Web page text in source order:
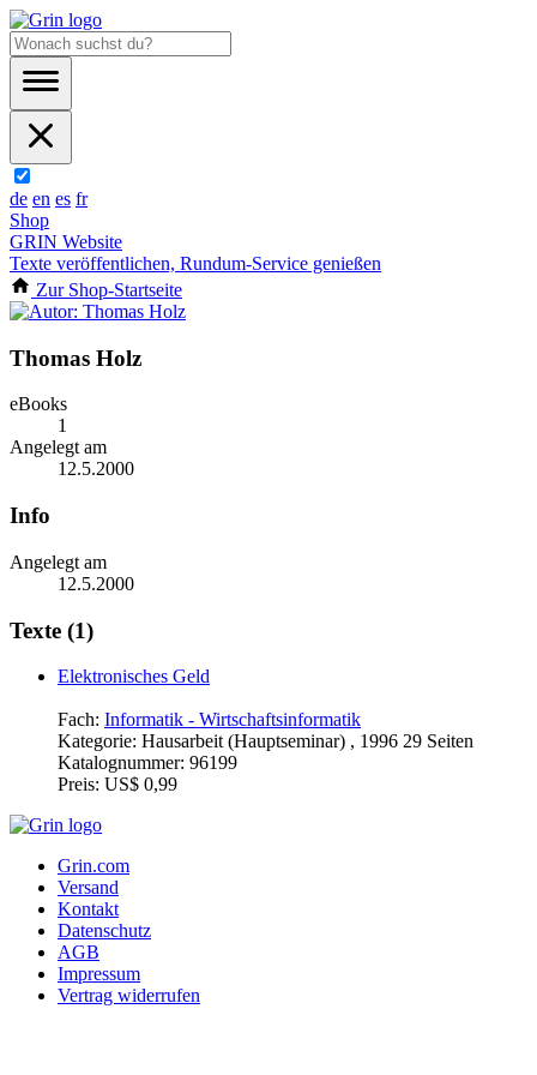
de en es fr
Shop
GRIN Website
Texte veröffentlichen, Rundum-Service genießen
Zur Shop-Startseite
Thomas Holz
eBooks
1
Angelegt am
12.5.2000
Info
Angelegt am
12.5.2000
Texte (1)
Elektronisches Geld
Fach: Informatik - Wirtschaftsinformatik
Kategorie: Hausarbeit (Hauptseminar) , 1996 29 Seiten
Katalognummer: 96199
Preis: US$ 0,99
Grin.com
Versand
Kontakt
Datenschutz
AGB
Impressum
Vertrag widerrufen